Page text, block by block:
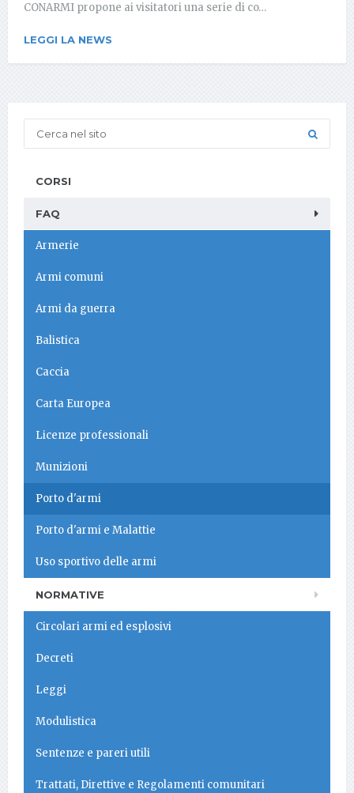
CONARMI propone ai visitatori una serie di co…
LEGGI LA NEWS
CORSI
FAQ
Armerie
Armi comuni
Armi da guerra
Balistica
Caccia
Carta Europea
Licenze professionali
Munizioni
Porto d'armi
Porto d'armi e Malattie
Uso sportivo delle armi
NORMATIVE
Circolari armi ed esplosivi
Decreti
Leggi
Modulistica
Sentenze e pareri utili
Trattati, Direttive e Regolamenti comunitari